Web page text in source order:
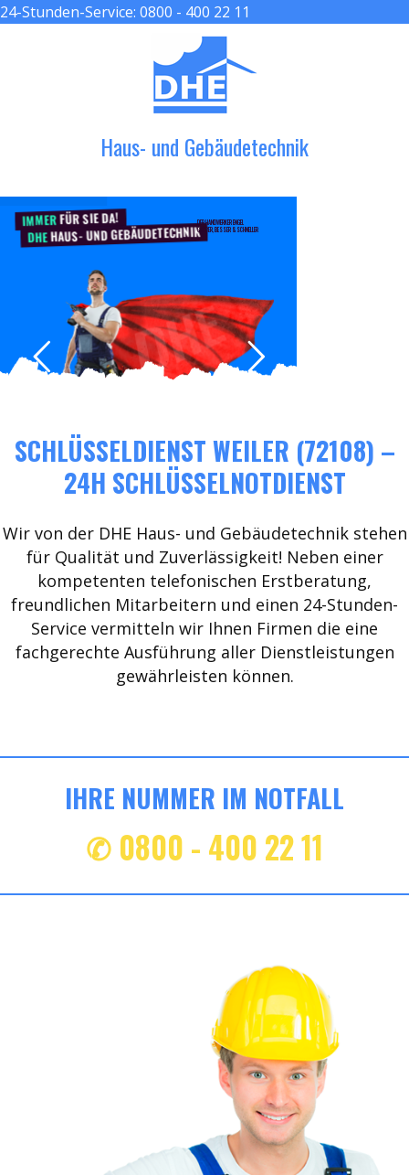
24-Stunden-Service: 0800 - 400 22 11
Haus- und Gebäudetechnik
IMMERFÜR SIE DA!
DHEHAUS- UND GEBÄUDETECHNIK
DER HANDWERKER ENGEL
GRÖßER, BESSER & SCHNELLER
SCHLÜSSELDIENST WEILER (72108) –
24H SCHLÜSSELNOTDIENST
Wir von der DHE Haus- und Gebäudetechnik stehen
für Qualität und Zuverlässigkeit! Neben einer
kompetenten telefonischen Erstberatung,
freundlichen Mitarbeitern und einen 24-Stunden-
Service vermitteln wir Ihnen Firmen die eine
fachgerechte Ausführung aller Dienstleistungen
gewährleisten können.
IHRE NUMMER IM NOTFALL
✆ 0800 - 400 22 11